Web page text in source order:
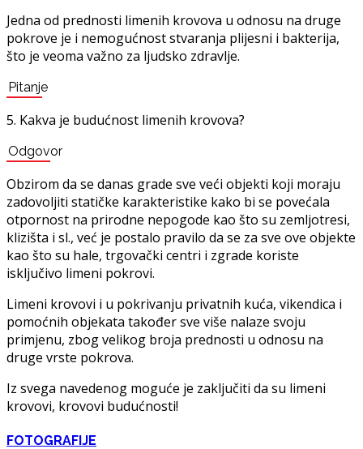
Jedna od prednosti limenih krovova u odnosu na druge
pokrove je i nemogućnost stvaranja plijesni i bakterija,
što je veoma važno za ljudsko zdravlje.
Pitanje
5. Kakva je budućnost limenih krovova?
Odgovor
Obzirom da se danas grade sve veći objekti koji moraju
zadovoljiti statičke karakteristike kako bi se povećala
otpornost na prirodne nepogode kao što su zemljotresi,
klizišta i sl., već je postalo pravilo da se za sve ove objekte
kao što su hale, trgovački centri i zgrade koriste
isključivo limeni pokrovi.
Limeni krovovi i u pokrivanju privatnih kuća, vikendica i
pomoćnih objekata također sve više nalaze svoju
primjenu, zbog velikog broja prednosti u odnosu na
druge vrste pokrova.
Iz svega navedenog moguće je zaključiti da su limeni
krovovi, krovovi budućnosti!
FOTOGRAFIJE